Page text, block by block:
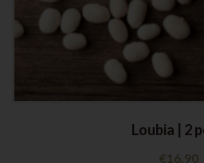
Loubia | 2
€16,90